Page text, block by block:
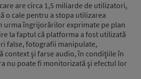
are circa 1,5 miliarde de utilizatori,
o cale pentru a stopa utilizarea
urma îngrijorărilor exprimate pe plan
la faptul că platforma a fost utilizată
false, fotografii manipulate,
context şi farse audio, în condiţiile în
nu poate fi monitorizată şi efectul lor